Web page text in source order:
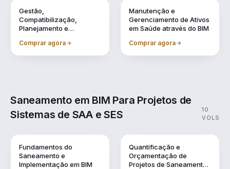
Gestão,
Compatibilização,
Planejamento e
Comprar agora
Manutenção e
Gerenciamento de Ativos
em Saúde através do BIM
Comprar agora
Saneamento em BIM Para Projetos de
Sistemas de SAA e SES
10
VOLS
Fundamentos do
Saneamento e
Implementação em BIM
Quantificação e
Orçamentação de
Projetos de Saneamento